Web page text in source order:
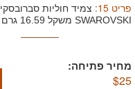
פריט 15
: צמיד חוליות סברובסקי
SWAROVSKI משקל 16.59 גרם
מחיר פתיחה:
$25